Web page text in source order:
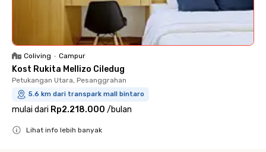
Coliving • Campur
Kost Rukita Mellizo Ciledug
Petukangan Utara, Pesanggrahan
5.6 km dari transpark mall bintaro
mulai dari Rp2.218.000 /bulan
Lihat info lebih banyak